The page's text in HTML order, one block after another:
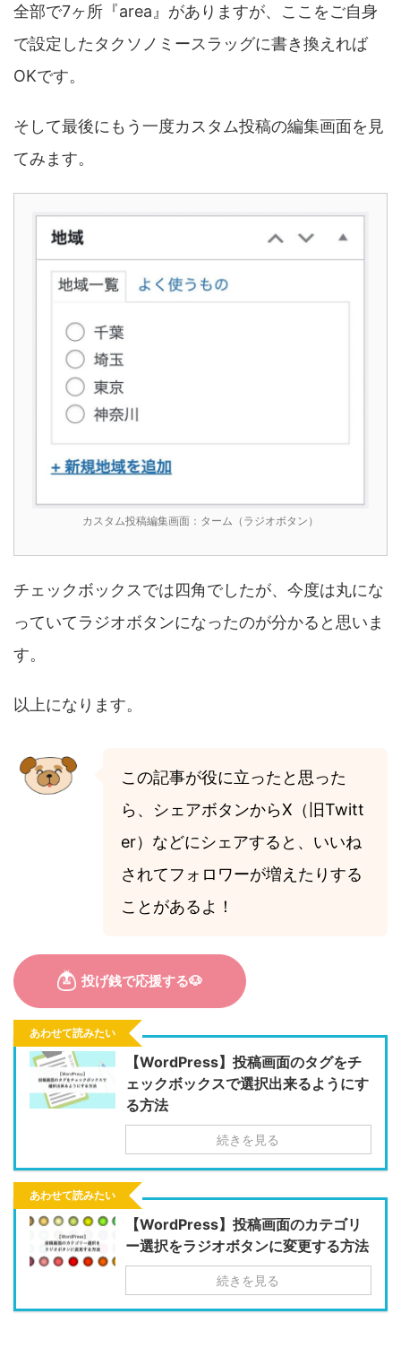
全部で7ヶ所『area』がありますが、ここをご自身
で設定したタクソノミースラッグに書き換えれば
OKです。
そして最後にもう一度カスタム投稿の編集画面を見
てみます。
カスタム投稿編集画面：ターム（ラジオボタン）
チェックボックスでは四角でしたが、今度は丸にな
っていてラジオボタンになったのが分かると思いま
す。
以上になります。
この記事が役に立ったと思った
ら、シェアボタンからX（旧Twitt
er）などにシェアすると、いいね
されてフォロワーが増えたりする
ことがあるよ！
あわせて読みたい
【WordPress】投稿画面のタグをチ
ェックボックスで選択出来るようにす
る方法
続きを見る
あわせて読みたい
【WordPress】投稿画面のカテゴリ
ー選択をラジオボタンに変更する方法
続きを見る